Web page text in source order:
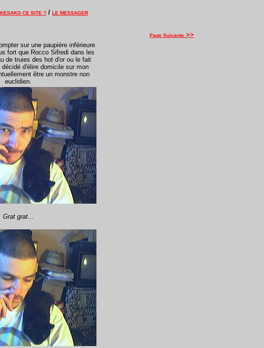
KESAKO CE SITE ? / LE MESSAGER
Page Suivante >>
sur une paupière inférieure
fort que Rocco Sifredi dans les
de truies des hot d'or ou le fait
d'élire domicile sur mon
être un monstre non
euclidien.
Grat grat...